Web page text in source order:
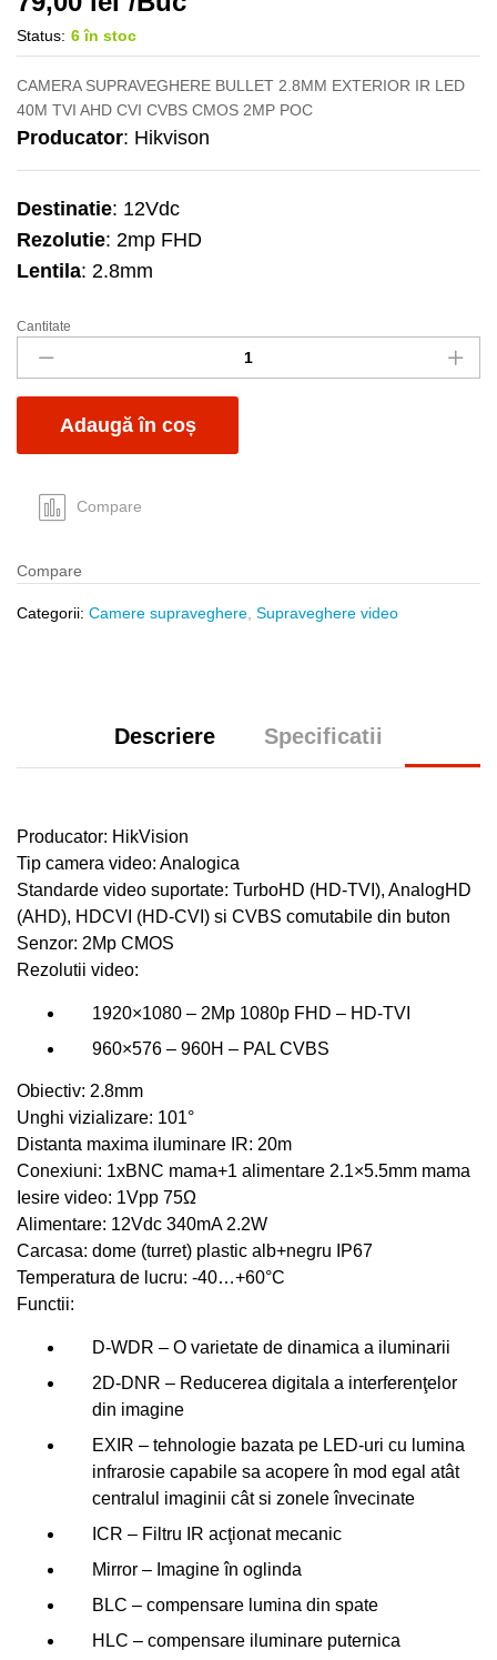
Status: 6 în stoc
CAMERA SUPRAVEGHERE BULLET 2.8MM EXTERIOR IR LED
40M TVI AHD CVI CVBS CMOS 2MP POC
Producator: Hikvison
Destinatie: 12Vdc
Rezolutie: 2mp FHD
Lentila: 2.8mm
Camera
DS-
2CE76D0T-
ITPF
2.8mm
quantity
Cantitate
Adaugă în coș
Compare
Compare
Categorii: Camere supraveghere, Supraveghere video
Descriere Specificatii
Producator: HikVision
Tip camera video: Analogica
Standarde video suportate: TurboHD (HD-TVI), AnalogHD
(AHD), HDCVI (HD-CVI) si CVBS comutabile din buton
Senzor: 2Mp CMOS
Rezolutii video:
1920×1080 – 2Mp 1080p FHD – HD-TVI
960×576 – 960H – PAL CVBS
Obiectiv: 2.8mm
Unghi vizializare: 101°
Distanta maxima iluminare IR: 20m
Conexiuni: 1xBNC mama+1 alimentare 2.1×5.5mm mama
Iesire video: 1Vpp 75Ω
Alimentare: 12Vdc 340mA 2.2W
Carcasa: dome (turret) plastic alb+negru IP67
Temperatura de lucru: -40…+60°C
Functii:
D-WDR – O varietate de dinamica a iluminarii
2D-DNR – Reducerea digitala a interferenţelor
din imagine
EXIR – tehnologie bazata pe LED-uri cu lumina
infrarosie capabile sa acopere în mod egal atât
centralul imaginii cât si zonele învecinate
ICR – Filtru IR acţionat mecanic
Mirror – Imagine în oglinda
BLC – compensare lumina din spate
HLC – compensare iluminare puternica